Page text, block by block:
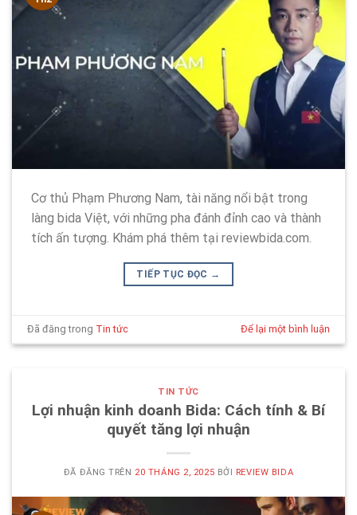
Cơ thủ Phạm Phương Nam, tài năng nổi bật trong
làng bida Việt, với những pha đánh đỉnh cao và thành
tích ấn tượng. Khám phá thêm tại reviewbida.com.
TIẾP TỤC ĐỌC →
Đã đăng trong Tin tức Để lại một bình luận
TIN TỨC
Lợi nhuận kinh doanh Bida: Cách tính & Bí
quyết tăng lợi nhuận
ĐÃ ĐĂNG TRÊN 20 THÁNG 2, 2025 BỞI REVIEW BIDA